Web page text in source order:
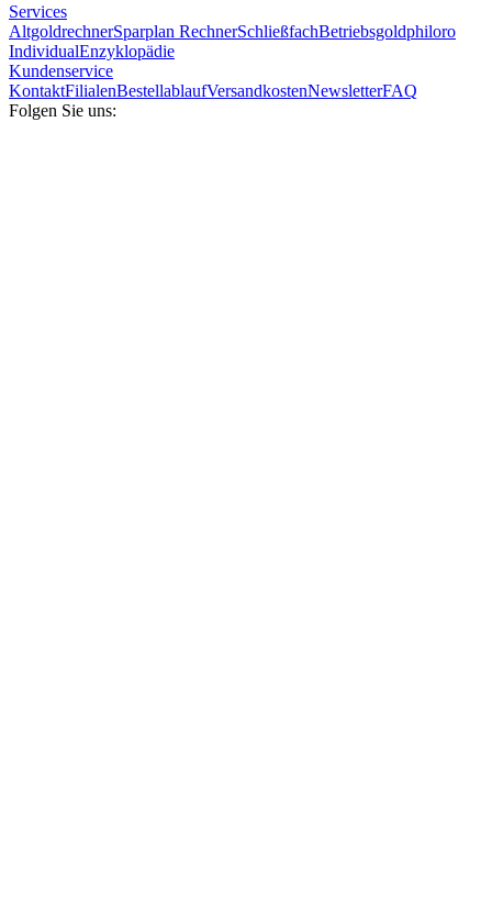
Services
AltgoldrechnerSparplan RechnerSchließfachBetriebsgoldphiloro
IndividualEnzyklopädie
Kundenservice
KontaktFilialenBestellablaufVersandkostenNewsletterFAQ
Folgen Sie uns: